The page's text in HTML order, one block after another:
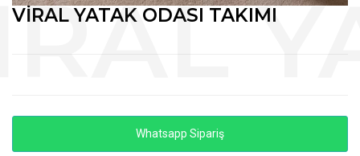
VIRAL YATAK ODASI TAKIMI
Whatsapp Sipariş